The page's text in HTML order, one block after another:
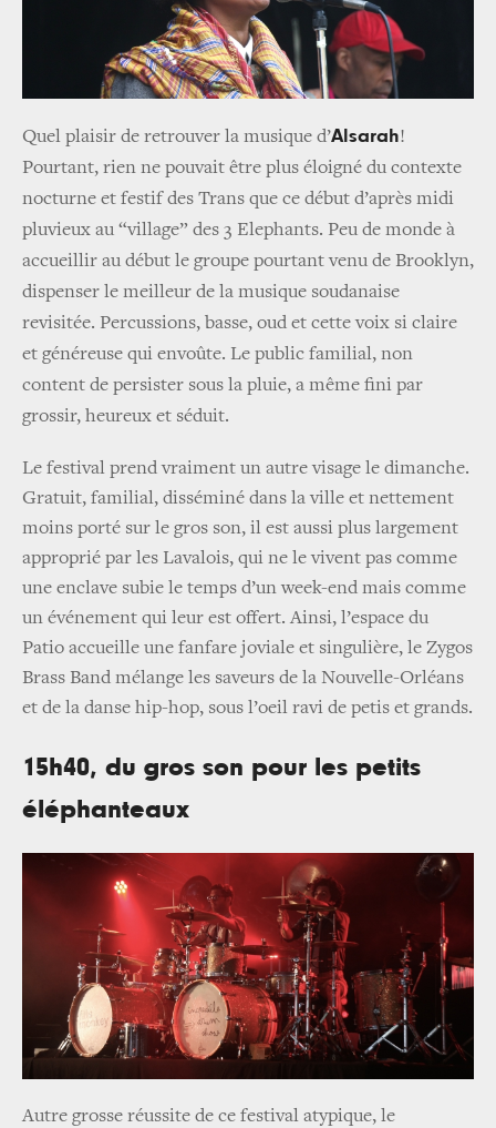
Quel plaisir de retrouver la musique d’Alsarah!
Pourtant, rien ne pouvait être plus éloigné du contexte
nocturne et festif des Trans que ce début d’après midi
pluvieux au “village” des 3 Elephants. Peu de monde à
accueillir au début le groupe pourtant venu de Brooklyn,
dispenser le meilleur de la musique soudanaise
revisitée. Percussions, basse, oud et cette voix si claire
et généreuse qui envoûte. Le public familial, non
content de persister sous la pluie, a même fini par
grossir, heureux et séduit.
Le festival prend vraiment un autre visage le dimanche.
Gratuit, familial, disséminé dans la ville et nettement
moins porté sur le gros son, il est aussi plus largement
approprié par les Lavalois, qui ne le vivent pas comme
une enclave subie le temps d’un week-end mais comme
un événement qui leur est offert. Ainsi, l’espace du
Patio accueille une fanfare joviale et singulière, le Zygos
Brass Band mélange les saveurs de la Nouvelle-Orléans
et de la danse hip-hop, sous l’oeil ravi de petis et grands.
15h40, du gros son pour les petits
éléphanteaux
Autre grosse réussite de ce festival atypique, le